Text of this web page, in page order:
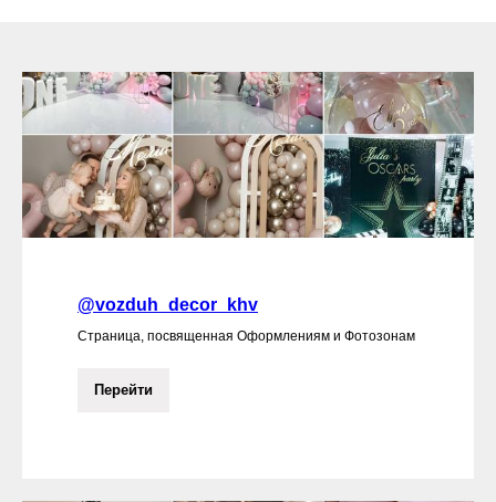
@vozduh_decor_khv
Страница, посвященная Оформлениям и Фотозонам
Перейти